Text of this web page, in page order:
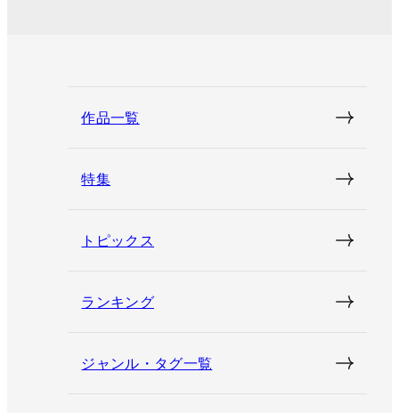
作品一覧
特集
トピックス
ランキング
ジャンル・タグ一覧